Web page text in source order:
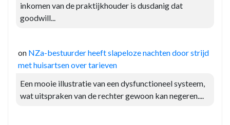
inkomen van de praktijkhouder is dusdanig dat
goodwill...
on NZa-bestuurder heeft slapeloze nachten door strijd
met huisartsen over tarieven
Een mooie illustratie van een dysfunctioneel systeem,
wat uitspraken van de rechter gewoon kan negeren....